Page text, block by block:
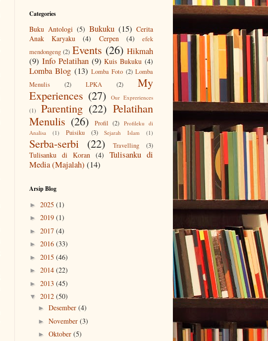
Categories
Buku Antologi (5) Bukuku (15) Cerita
Anak Karyaku
(4) Cerpen (4)
efek
mendongeng (2) Events (26) Hikmah
(9) Info Pelatihan (9) Kuis Bukuku (4)
Lomba Blog (13) Lomba Foto (2) Lomba
Menulis
(2) LPKA (2)
My
Experiences (27)
Our Expreriences
(1)
Parenting (22) Pelatihan
Menulis (26) Profil (2) Profileku di
Analisa
(1) Puisiku (3) Sejarah Islam (1)
Serba-serbi (22) Travelling (3)
Tulisanku di Koran (4)
Tulisanku di
Media (Majalah) (14)
Arsip Blog
► 2025 (1)
► 2019 (1)
► 2017 (4)
► 2016 (33)
► 2015 (46)
► 2014 (22)
► 2013 (45)
▼ 2012 (50)
► Desember (4)
► November (3)
► Oktober (5)